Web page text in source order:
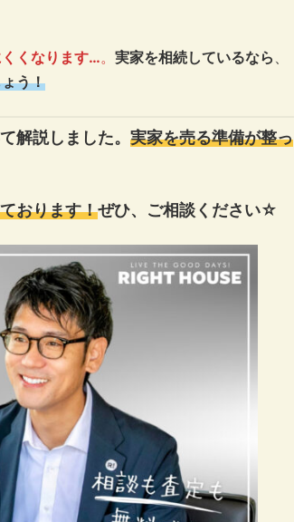
くなります…。 実家を相続しているなら
う！
解説しました。 実家を売る準備が整っ
おります！ぜひ、ご相談ください☆